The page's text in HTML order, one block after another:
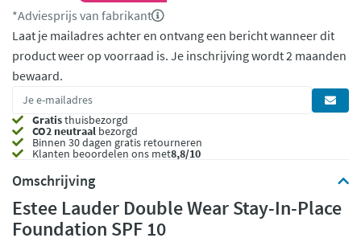
*Adviesprijs van fabrikant
Laat je mailadres achter en ontvang een bericht wanneer dit
product weer op voorraad is. Je inschrijving wordt 2 maanden
bewaard.
Gratisthuisbezorgd
CO2 neutraal bezorgd
Binnen 30 dagen gratis retourneren
Klanten beoordelen ons met8,8/10
Omschrijving
Estee Lauder Double Wear Stay-In-Place
Foundation SPF 10